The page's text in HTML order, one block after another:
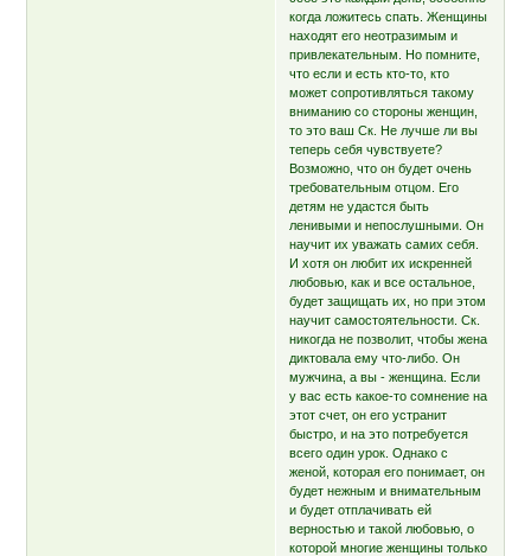
когда ложитесь спать. Женщины
находят его неотразимым и
привлекательным. Но помните,
что если и есть кто-то, кто
может сопротивляться такому
вниманию со стороны женщин,
то это ваш Ск. Не лучше ли вы
теперь себя чувствуете?
Возможно, что он будет очень
требовательным отцом. Его
детям не удастся быть
ленивыми и непослушными. Он
научит их уважать самих себя.
И хотя он любит их искренней
любовью, как и все остальное,
будет защищать их, но при этом
научит самостоятельности. Ск.
никогда не позволит, чтобы жена
диктовала ему что-либо. Он
мужчина, а вы - женщина. Если
у вас есть какое-то сомнение на
этот счет, он его устранит
быстро, и на это потребуется
всего один урок. Однако с
женой, которая его понимает, он
будет нежным и внимательным
и будет отплачивать ей
верностью и такой любовью, о
которой многие женщины только